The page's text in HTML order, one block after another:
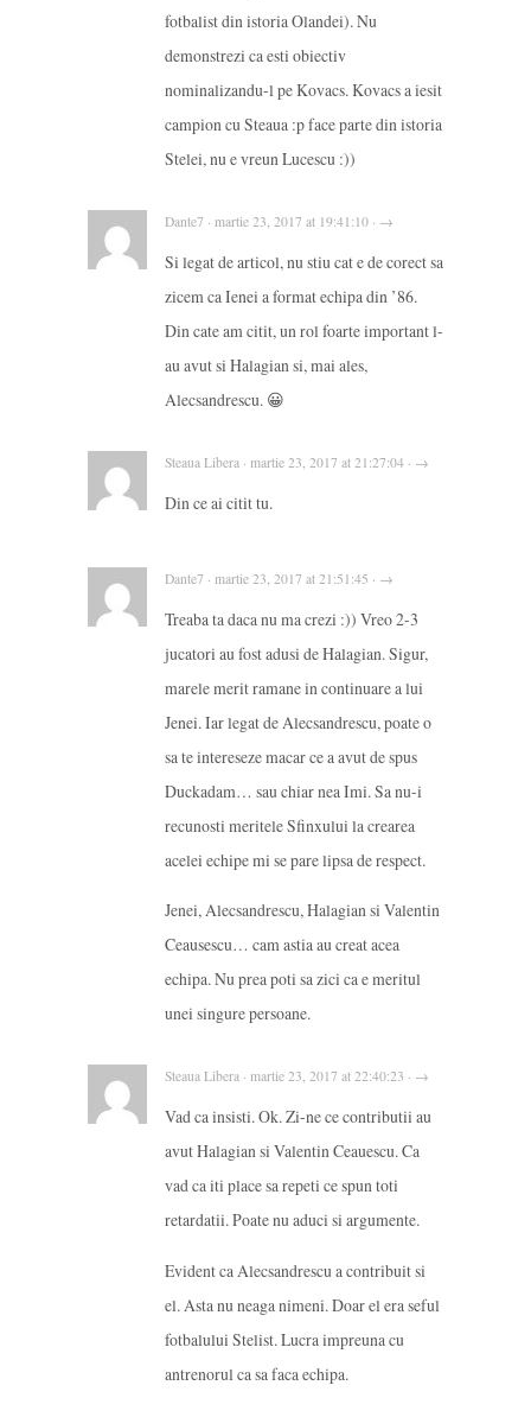
fotbalist din istoria Olandei). Nu
demonstrezi ca esti obiectiv
nominalizandu-l pe Kovacs. Kovacs a iesit
campion cu Steaua :p face parte din istoria
Stelei, nu e vreun Lucescu :))
Dante7 · martie 23, 2017 at 19:41:10 · →
Si legat de articol, nu stiu cat e de corect sa
zicem ca Ienei a format echipa din ’86.
Din cate am citit, un rol foarte important l-
au avut si Halagian si, mai ales,
Alecsandrescu. 😀
Steaua Libera · martie 23, 2017 at 21:27:04 · →
Din ce ai citit tu.
Dante7 · martie 23, 2017 at 21:51:45 · →
Treaba ta daca nu ma crezi :)) Vreo 2-3
jucatori au fost adusi de Halagian. Sigur,
marele merit ramane in continuare a lui
Jenei. Iar legat de Alecsandrescu, poate o
sa te intereseze macar ce a avut de spus
Duckadam… sau chiar nea Imi. Sa nu-i
recunosti meritele Sfinxului la crearea
acelei echipe mi se pare lipsa de respect.
Jenei, Alecsandrescu, Halagian si Valentin
Ceausescu… cam astia au creat acea
echipa. Nu prea poti sa zici ca e meritul
unei singure persoane.
Steaua Libera · martie 23, 2017 at 22:40:23 · →
Vad ca insisti. Ok. Zi-ne ce contributii au
avut Halagian si Valentin Ceauescu. Ca
vad ca iti place sa repeti ce spun toti
retardatii. Poate nu aduci si argumente.
Evident ca Alecsandrescu a contribuit si
el. Asta nu neaga nimeni. Doar el era seful
fotbalului Stelist. Lucra impreuna cu
antrenorul ca sa faca echipa.